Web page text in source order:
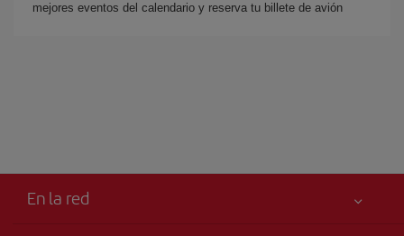
mejores eventos del calendario y reserva tu billete de avión
En la red